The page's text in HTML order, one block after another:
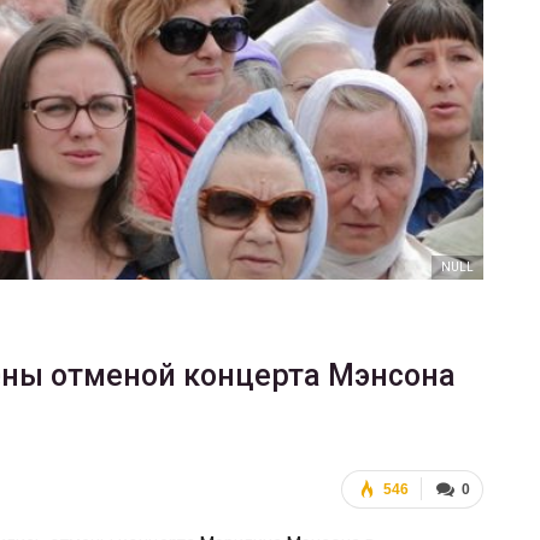
NULL
отменой концерта Мэнсона
0
546
ФОТО
Марш равенства в Киеве, 2017
ГЕЙ-АЛЬЯНС УКРАИНА Июн 20, 2017